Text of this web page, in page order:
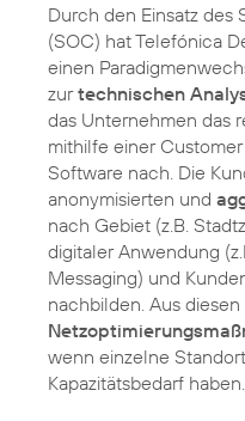
Durch den Einsatz des
(SOC) hat Telefónica
einen
zurtechnischen
das Unternehmen das
mithilfe einer
Software nach. Die
anonymisierten und
nach Gebiet (z.B.
digitaler Anwendung
Messaging) und
nachbilden. Aus
wenn einzelne
Kapazitätsbedarf haben.